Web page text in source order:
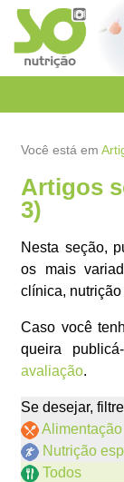
Você está em
Artigos
3)
Nesta seção,
os mais
clínica,
Caso você
queira
avaliação.
Se desejar,
Alimentação
Nutrição
Todos